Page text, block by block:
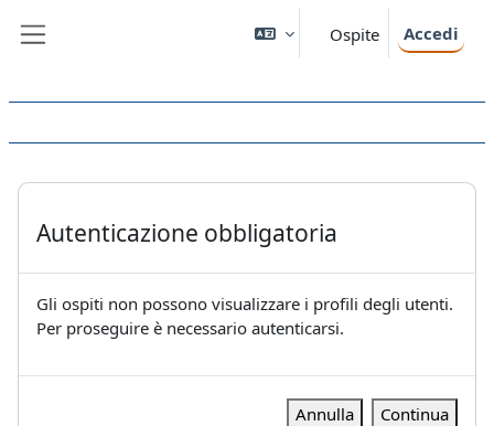
Ospite Accedi
Autenticazione obbligatoria
Gli ospiti non possono visualizzare i profili degli utenti.
Per proseguire è necessario autenticarsi.
Annulla Continua